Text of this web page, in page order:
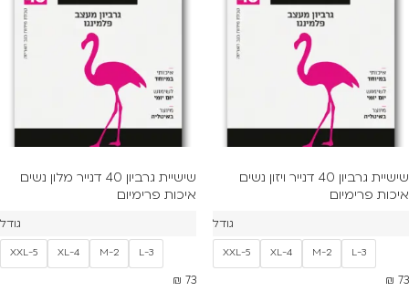
שישיית גרביון 40 דנייר ויזון נשים
איכות פרימיום
גודל
L-3
M-2
XL-4
XXL-5
₪ 73
שישיית גרביון 40 דנייר מלון נשים
איכות פרימיום
גודל
L-3
M-2
XL-4
XXL-5
₪ 73